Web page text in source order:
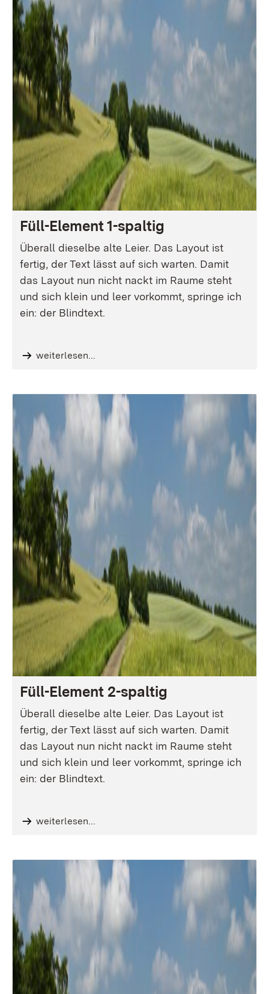
Füll-Element 1-spaltig
Überall dieselbe alte Leier. Das Layout ist
fertig, der Text lässt auf sich warten. Damit
das Layout nun nicht nackt im Raume steht
und sich klein und leer vorkommt, springe ich
ein: der Blindtext.
weiterlesen...
Füll-Element 2-spaltig
Überall dieselbe alte Leier. Das Layout ist
fertig, der Text lässt auf sich warten. Damit
das Layout nun nicht nackt im Raume steht
und sich klein und leer vorkommt, springe ich
ein: der Blindtext.
weiterlesen...